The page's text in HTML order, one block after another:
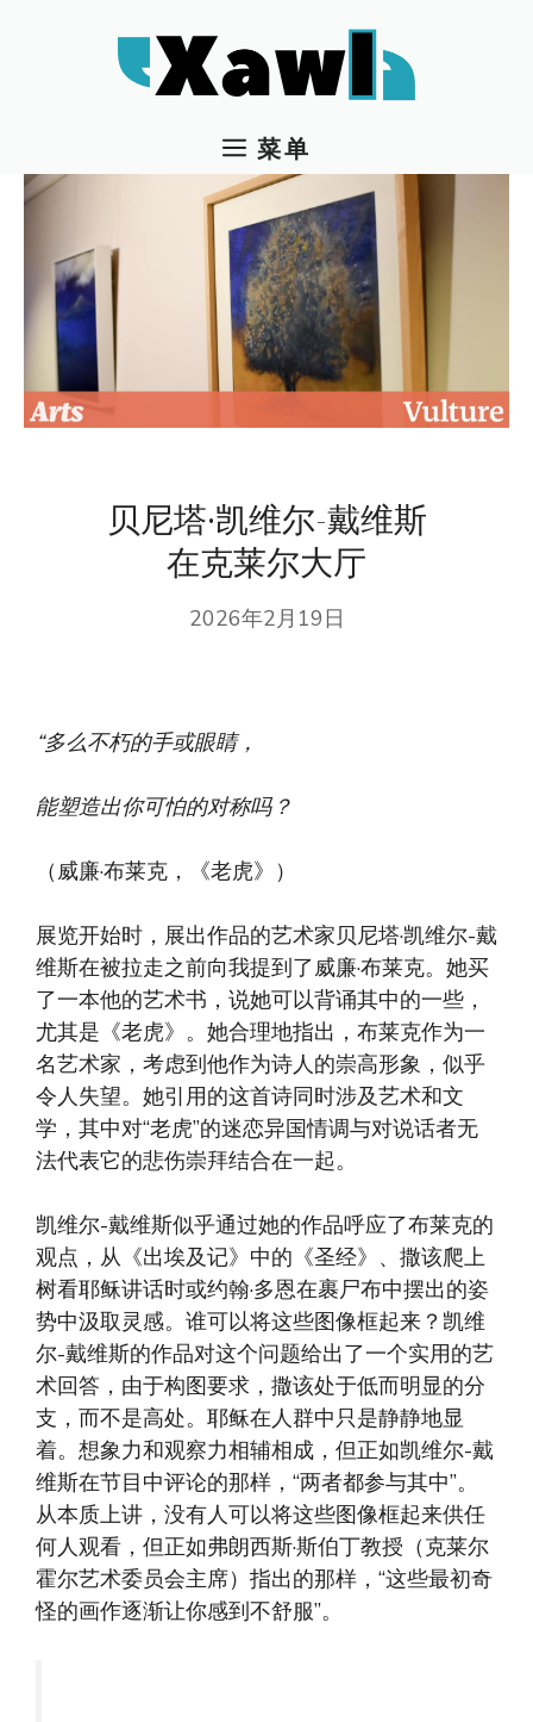
菜单
贝尼塔·凯维尔-戴维斯
在克莱尔大厅
2026年2月19日
“多么不朽的手或眼睛，
能塑造出你可怕的对称吗？
（威廉·布莱克，《老虎》）
展览开始时，展出作品的艺术家贝尼塔·凯维尔-戴
维斯在被拉走之前向我提到了威廉·布莱克。她买
了一本他的艺术书，说她可以背诵其中的一些，
尤其是《老虎》。她合理地指出，布莱克作为一
名艺术家，考虑到他作为诗人的崇高形象，似乎
令人失望。她引用的这首诗同时涉及艺术和文
学，其中对“老虎”的迷恋异国情调与对说话者无
法代表它的悲伤崇拜结合在一起。
凯维尔-戴维斯似乎通过她的作品呼应了布莱克的
观点，从《出埃及记》中的《圣经》、撒该爬上
树看耶稣讲话时或约翰·多恩在裹尸布中摆出的姿
势中汲取灵感。谁可以将这些图像框起来？凯维
尔-戴维斯的作品对这个问题给出了一个实用的艺
术回答，由于构图要求，撒该处于低而明显的分
支，而不是高处。耶稣在人群中只是静静地显
着。想象力和观察力相辅相成，但正如凯维尔-戴
维斯在节目中评论的那样，“两者都参与其中”。
从本质上讲，没有人可以将这些图像框起来供任
何人观看，但正如弗朗西斯·斯伯丁教授（克莱尔
霍尔艺术委员会主席）指出的那样，“这些最初奇
怪的画作逐渐让你感到不舒服”。